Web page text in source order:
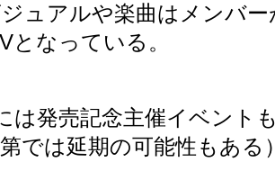
ュアルや楽曲はメンバー
となっている。
は発売記念主催イベント
第では延期の可能性もあ